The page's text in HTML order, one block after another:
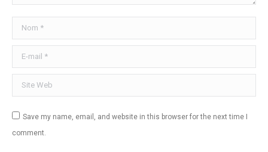
Nom *
E-mail *
Site Web
Save my name, email, and website in this browser for the next time I
comment.